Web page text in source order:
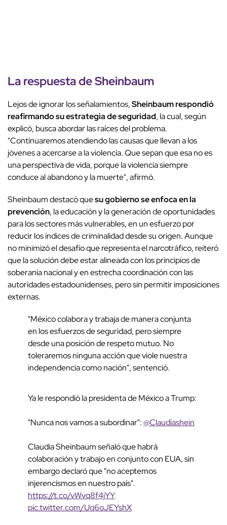
La respuesta de Sheinbaum
Lejos de ignorar los señalamientos,Sheinbaum respondió
reafirmando su estrategia de seguridad, la cual, según
explicó, busca abordar las raíces del problema.
"Continuaremos atendiendo las causas que llevan a los
jóvenes a acercarse a la violencia. Que sepan que esa no es
una perspectiva de vida, porque la violencia siempre
conduce al abandono y la muerte", afirmó.
Sheinbaum destacó quesu gobierno se enfoca en la
prevención, la educación y la generación de oportunidades
para los sectores más vulnerables, en un esfuerzo por
reducir los índices de criminalidad desde su origen. Aunque
no minimizó el desafío que representa el narcotráfico, reiteró
que la solución debe estar alineada con los principios de
soberanía nacional y en estrecha coordinación con las
autoridades estadounidenses, pero sin permitir imposiciones
externas.
"México colabora y trabaja de manera conjunta
en los esfuerzos de seguridad, pero siempre
desde una posición de respeto mutuo. No
toleraremos ninguna acción que viole nuestra
independencia como nación", sentenció.
Ya le respondió la presidenta de México a Trump:
"Nunca nos vamos a subordinar":@Claudiashein
Claudia Sheinbaum señaló que habrá
colaboración y trabajo en conjunto con EUA, sin
embargo declaró que "no aceptemos
injerencismos en nuestro país".
https://t.co/vWvq8f4jYY
pic.twitter.com/Uq6oJEYshX